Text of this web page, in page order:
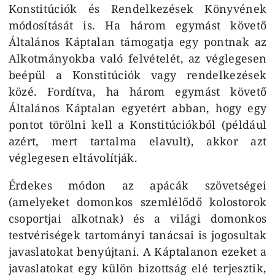
Konstitúciók és Rendelkezések Könyvének
módosítását is. Ha három egymást követő
Általános Káptalan támogatja egy pontnak az
Alkotmányokba való felvételét, az véglegesen
beépül a Konstitúciók vagy rendelkezések
közé. Fordítva, ha három egymást követő
Általános Káptalan egyetért abban, hogy egy
pontot törölni kell a Konstitúciókból (például
azért, mert tartalma elavult), akkor azt
véglegesen eltávolítják.
Érdekes módon az apácák szövetségei
(amelyeket domonkos szemlélődő kolostorok
csoportjai alkotnak) és a világi domonkos
testvériségek tartományi tanácsai is jogosultak
javaslatokat benyújtani. A Káptalanon ezeket a
javaslatokat egy külön bizottság elé terjesztik,